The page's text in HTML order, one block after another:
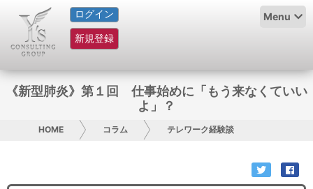
ログイン
新規登録
Menu
HOME
サービス紹介
コラム
お問い合わせ
《新型肺炎》第１回 仕事始めに「もう来なくていい
よ」？
HOME コラム テレワーク経験談